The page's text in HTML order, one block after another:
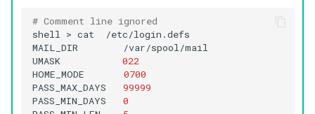
# Comment line ignored
shell > cat
/etc/login.defs
MAIL_DIR
/var/spool/mail
UMASK
022
HOME_MODE
0700
PASS_MAX_DAYS
99999
PASS_MIN_DAYS
0